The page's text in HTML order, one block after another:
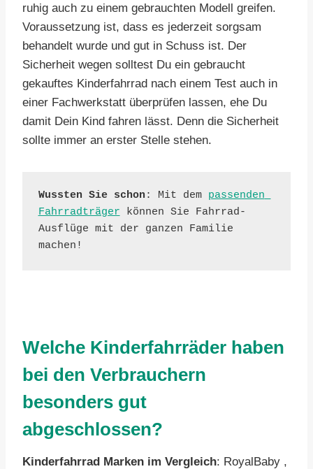
ruhig auch zu einem gebrauchten Modell greifen.
Voraussetzung ist, dass es jederzeit sorgsam
behandelt wurde und gut in Schuss ist. Der
Sicherheit wegen solltest Du ein gebraucht
gekauftes Kinderfahrrad nach einem Test auch in
einer Fachwerkstatt überprüfen lassen, ehe Du
damit Dein Kind fahren lässt. Denn die Sicherheit
sollte immer an erster Stelle stehen.
Wussten Sie schon : Mit dem passenden
Fahrradträger können Sie Fahrrad-
Ausflüge mit der ganzen Familie
machen!
Welche Kinderfahrräder haben
bei den Verbrauchern
besonders gut
abgeschlossen?
Kinderfahrrad Marken im Vergleich: RoyalBaby ,